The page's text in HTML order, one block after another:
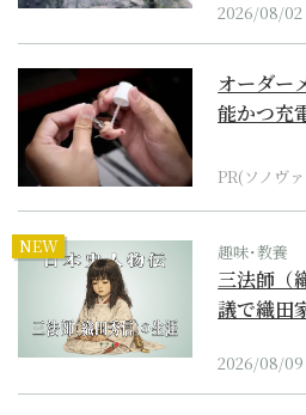
2026/08/02
オーダー
能かつ充
PR(ソノヴ
NEW 趣味･教養
三法師（
議で織田
2026/08/09